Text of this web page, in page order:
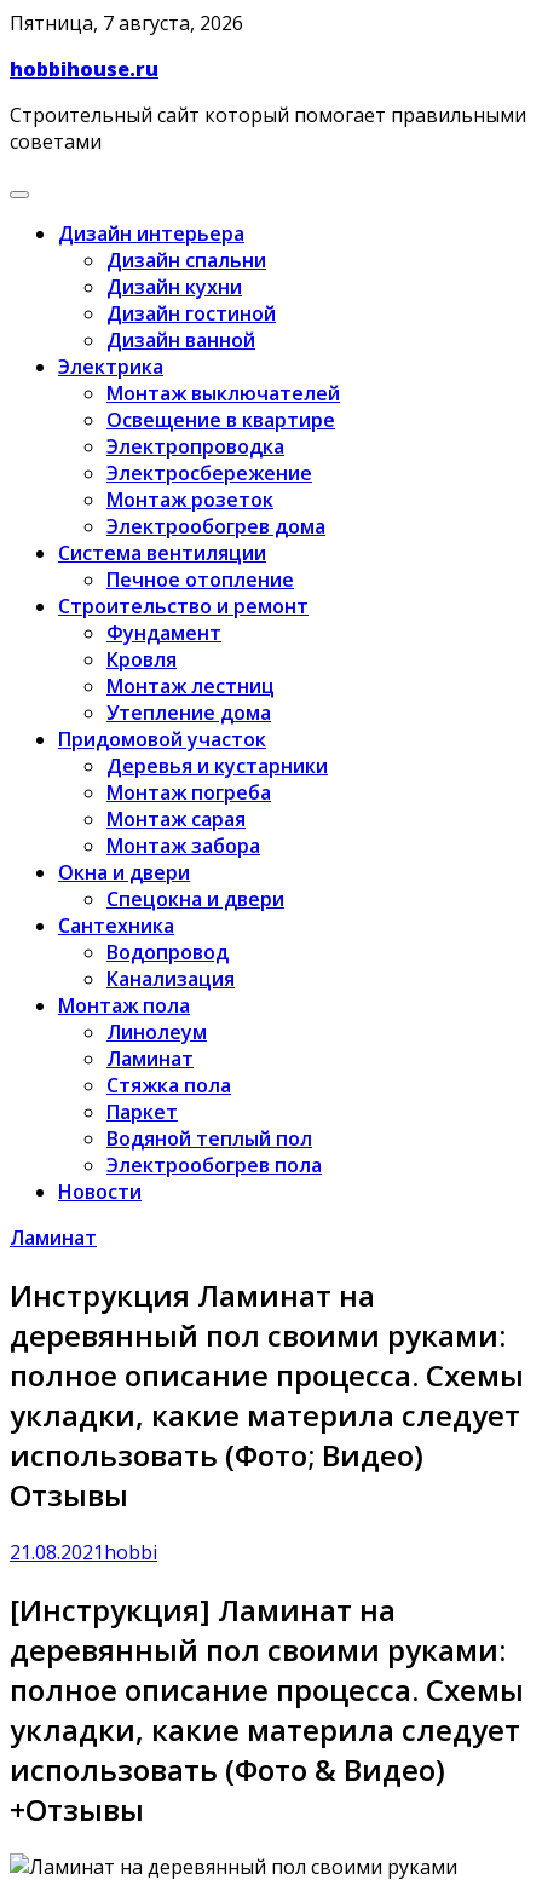
Skip
content
Пятница, 7 августа, 2026
hobbihouse.ru
Строительный сайт который помогает правильными
советами
Дизайн интерьера
Дизайн спальни
Дизайн кухни
Дизайн гостиной
Дизайн ванной
Электрика
Монтаж выключателей
Освещение в квартире
Электропроводка
Электросбережение
Монтаж розеток
Электрообогрев дома
Система вентиляции
Печное отопление
Строительство и ремонт
Фундамент
Кровля
Монтаж лестниц
Утепление дома
Придомовой участок
Деревья и кустарники
Монтаж погреба
Монтаж сарая
Монтаж забора
Окна и двери
Спецокна и двери
Сантехника
Водопровод
Канализация
Монтаж пола
Линолеум
Ламинат
Стяжка пола
Паркет
Водяной теплый пол
Электрообогрев пола
Новости
Ламинат
Инструкция Ламинат на
деревянный пол своими руками:
полное описание процесса. Схемы
укладки, какие материла следует
использовать (Фото; Видео)
Отзывы
21.08.2021hobbi
[Инструкция] Ламинат на
деревянный пол своими руками:
полное описание процесса. Схемы
укладки, какие материла следует
использовать (Фото & Видео)
+Отзывы